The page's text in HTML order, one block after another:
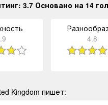
3.7 Основано на 14
4.8
Kingdom пишет: